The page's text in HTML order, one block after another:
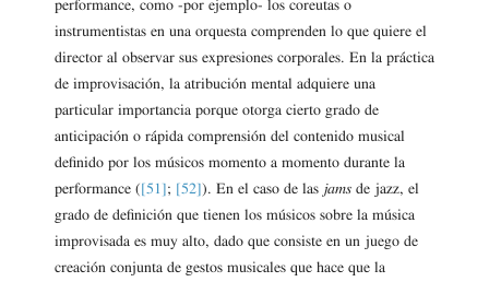
performance, como -por ejemplo- los coreutas o
instrumentistas en una orquesta comprenden lo que quiere el
director al observar sus expresiones corporales. En la práctica
de improvisación, la atribución mental adquiere una
particular importancia porque otorga cierto grado de
anticipación o rápida comprensión del contenido musical
definido por los músicos momento a momento durante la
performance ([51]; [52]). En el caso de las jamsde jazz, el
grado de definición que tienen los músicos sobre la música
improvisada es muy alto, dado que consiste en un juego de
creación conjunta de gestos musicales que hace que la